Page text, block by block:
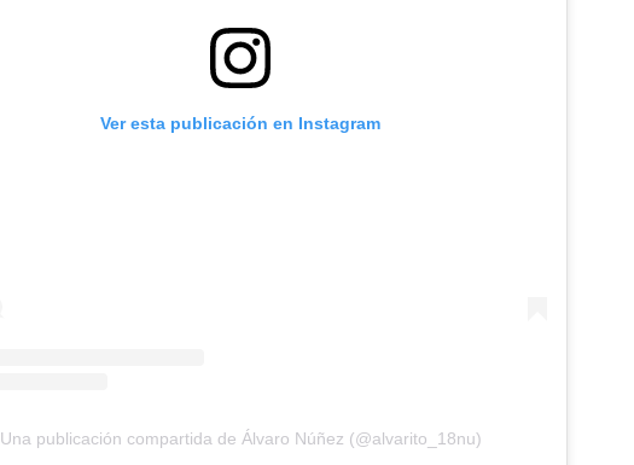
Ver esta publicación en Instagram
Una publicación compartida de Álvaro Núñez (@alvarito_18nu)